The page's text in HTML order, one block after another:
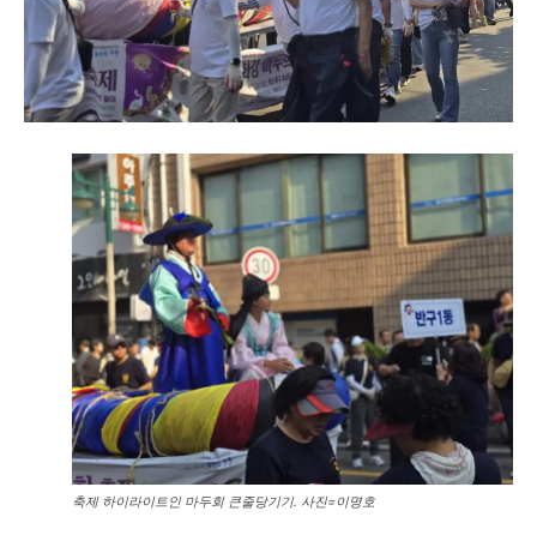
축제 하이라이트인 마두회 큰줄당기기. 사진=이명호